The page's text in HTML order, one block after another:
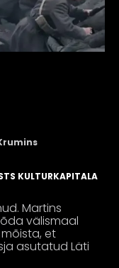
KULTURKAPITALA
Martins
välismaal
et
asutatud Läti